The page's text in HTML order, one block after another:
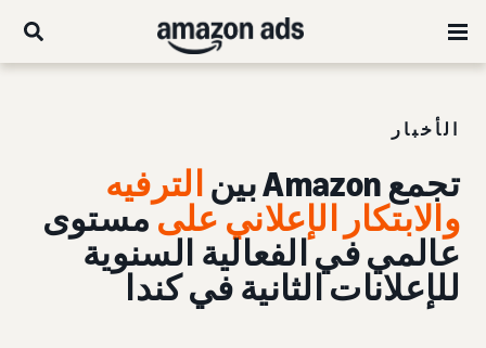
الأخبار
تجمع Amazon بين
الترفيه
والابتكار الإعلاني علىمستوى
عالمي في الفعالية السنوية
للإعلانات الثانية في كندا